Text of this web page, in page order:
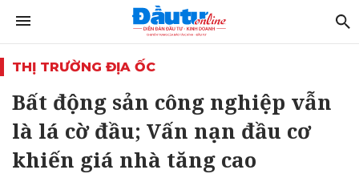
THỊ TRƯỜNG ĐỊA ỐC
Bất động sản công nghiệp vẫn
là lá cờ đầu; Vấn nạn đầu cơ
khiến giá nhà tăng cao